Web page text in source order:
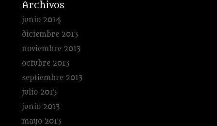
Archivos
junio 2014
diciembre 2013
noviembre 2013
octubre 2013
septiembre 2013
julio 2013
junio 2013
mayo 2013